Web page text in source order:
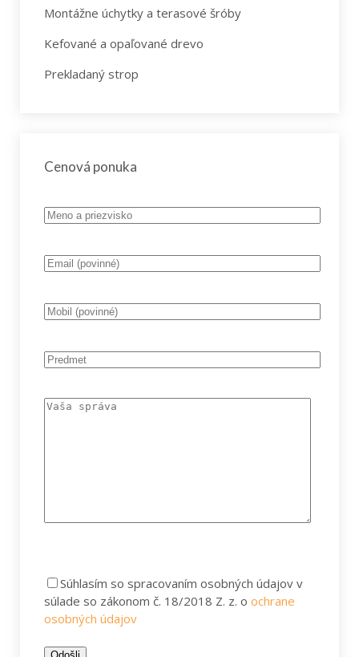
Montážne úchytky a terasové šróby
Kefované a opaľované drevo
Prekladaný strop
Cenová ponuka
Súhlasím so spracovaním osobných údajov v
súlade so zákonom č. 18/2018 Z. z. o ochrane
osobných údajov